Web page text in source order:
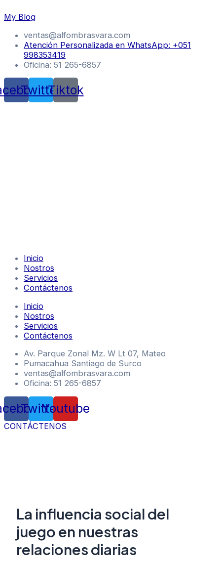
to
My Blog
ventas@alfombrasvara.com
Atención Personalizada en WhatsApp: +051
998353419
Oficina: 51 265-6857
TwitterTiktok
Inicio
Nostros
Servicios
Contáctenos
Inicio
Nostros
Servicios
Contáctenos
Av. Parque Zonal Mz. W Lt 07, Mateo
Pumacahua Santiago de Surco
ventas@alfombrasvara.com
Oficina: 51 265-6857
TwitterYoutube
CONTÁCTENOS
La influencia social del
juego en nuestras
relaciones diarias